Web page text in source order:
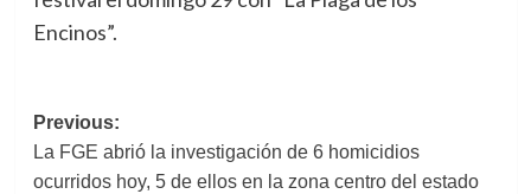
Encinos”.
Post
navigation
Previous:
La FGE abrió la investigación de 6 homicidios
ocurridos hoy, 5 de ellos en la zona centro del estado